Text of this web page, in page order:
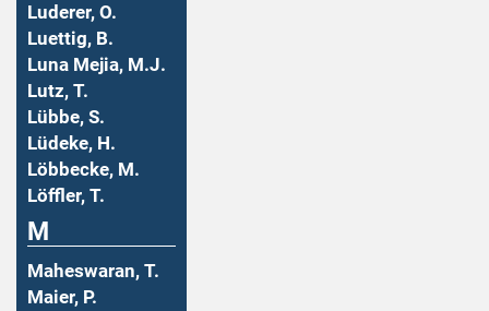
Luderer, O.
Luettig, B.
Luna Mejia, M.J.
Lutz, T.
Lübbe, S.
Lüdeke, H.
Löbbecke, M.
Löffler, T.
M
Maheswaran, T.
Maier, P.